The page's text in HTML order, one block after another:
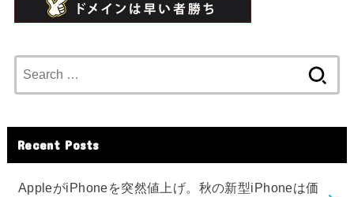
for:
Recent Posts
AppleがiPhoneを突然値上げ。秋の新型iPhoneは価